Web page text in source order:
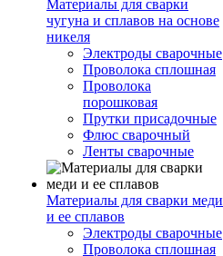
Материалы для сварки
чугуна и сплавов на основе
никеля
Электроды сварочные
Проволока сплошная
Проволока
порошковая
Прутки присадочные
Флюс сварочный
Ленты сварочные
Материалы для сварки меди
и ее сплавов
Электроды сварочные
Проволока сплошная